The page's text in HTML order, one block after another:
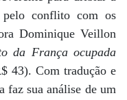
pelo conflito com os
Dominique Veillon
da França ocupada
43). Com tradução e
faz sua análise de um